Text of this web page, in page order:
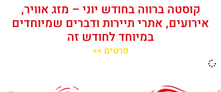
קוסטה ברווה בחודש יוני – מזג אוויר,
אירועים, אתרי תיירות ודברים שמיוחדים
במיוחד לחודש זה
פרטים >>